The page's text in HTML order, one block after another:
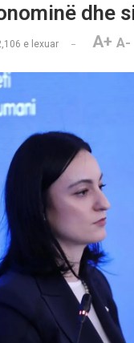
dhe
e lexuar A+ A-